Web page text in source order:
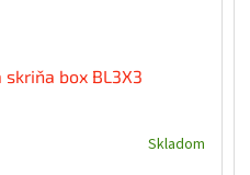
skriňa box BL3X3
Skladom